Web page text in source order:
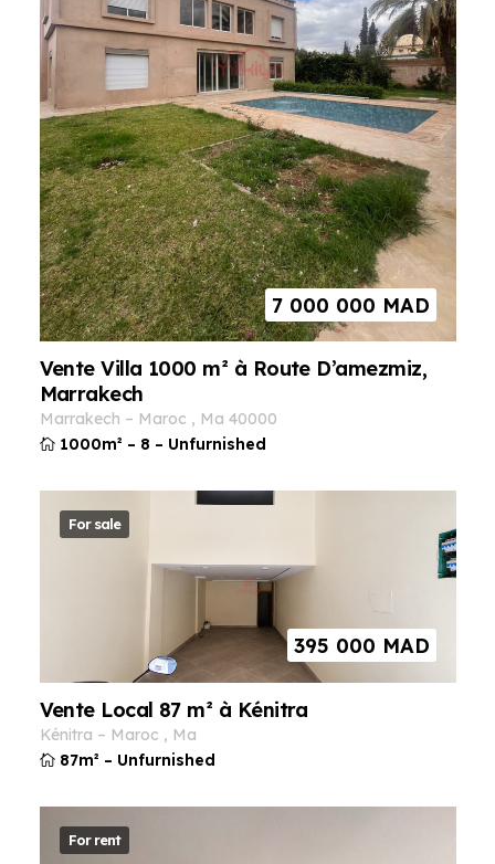
7 000 000 MAD
Vente Villa 1000 m² à Route D’amezmiz,
Marrakech
marrakech – maroc , ma
40000
1000m² – 8 – Unfurnished
For sale
395 000 MAD
Vente Local 87 m² à Kénitra
kénitra – maroc ,
ma
87m² – Unfurnished
For rent